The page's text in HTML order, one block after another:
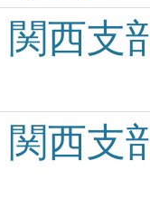
関西支
関西支